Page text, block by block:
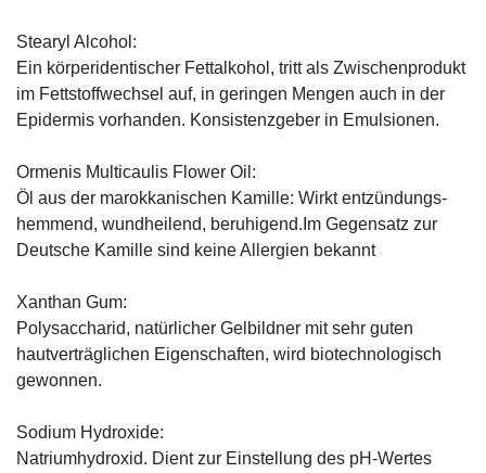
Stearyl Alcohol:
Ein körperidentischer Fettalkohol, tritt als Zwischenprodukt
im Fettstoffwechsel auf, in geringen Mengen auch in der
Epidermis vorhanden. Konsistenzgeber in Emulsionen.
Ormenis Multicaulis Flower Oil:
Öl aus der marokkanischen Kamille: Wirkt entzündungs-
hemmend, wundheilend, beruhigend.Im Gegensatz zur
Deutsche Kamille sind keine Allergien bekannt
Xanthan Gum:
Polysaccharid, natürlicher Gelbildner mit sehr guten
hautverträglichen Eigenschaften, wird biotechnologisch
gewonnen.
Sodium Hydroxide:
Natriumhydroxid. Dient zur Einstellung des pH-Wertes